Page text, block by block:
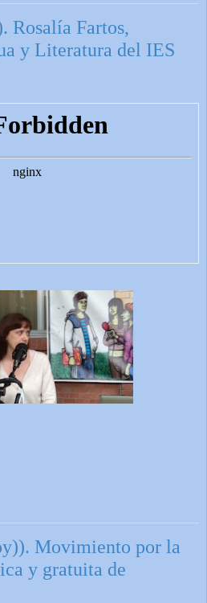
Rosalía Fartos,
y Literatura del IES
Movimiento por la
y gratuita de